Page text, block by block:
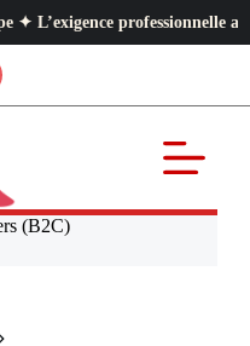
professionnelle au
(B2C)